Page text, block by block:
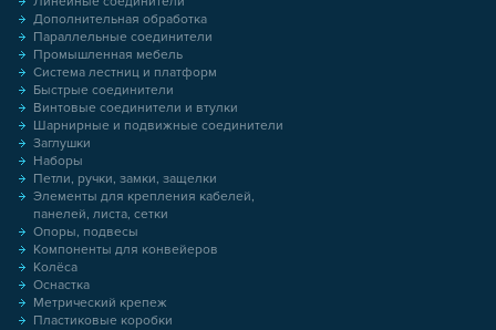
Дополнительная обработка
Параллельные соединители
Промышленная мебель
Система лестниц и платформ
Быстрые соединители
Винтовые соединители и втулки
Шарнирные и подвижные соединители
Заглушки
Наборы
Петли, ручки, замки, защелки
Элементы для крепления кабелей,
панелей, листа, сетки
Опоры, подвесы
Компоненты для конвейеров
Колёса
Оснастка
Метрический крепеж
Пластиковые коробки